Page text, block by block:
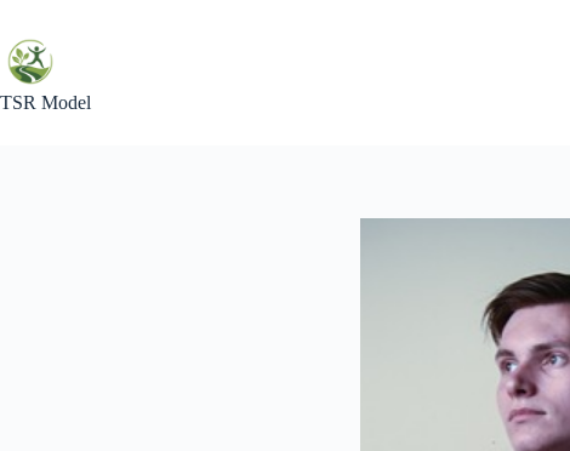
content
TSR Model